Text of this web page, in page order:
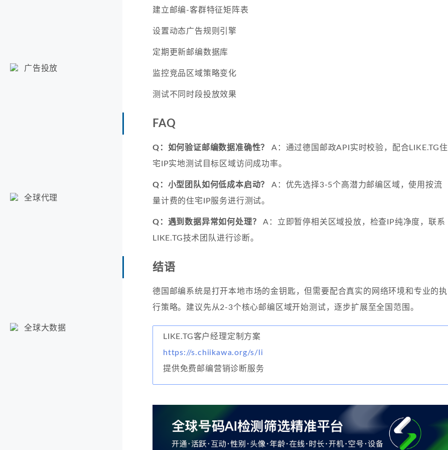
广告投放
全球代理
全球大数据
建立邮编-客群特征矩阵表
设置动态广告规则引擎
定期更新邮编数据库
监控竞品区域策略变化
测试不同时段投放效果
FAQ
Q：如何验证邮编数据准确性？
A：通过德国邮政API实时校验，配合LIKE.TG住
宅IP实地测试目标区域访问成功率。
Q：小型团队如何低成本启动？
A：优先选择3-5个高潜力邮编区域，使用按流
量计费的住宅IP服务进行测试。
Q：遇到数据异常如何处理？
A：立即暂停相关区域投放，检查IP纯净度，联系
LIKE.TG技术团队进行诊断。
结语
德国邮编系统是打开本地市场的金钥匙，但需要配合真实的网络环境和专业的执
行策略。建议先从2-3个核心邮编区域开始测试，逐步扩展至全国范围。
LIKE.TG客户经理定制方案
https://s.chiikawa.org/s/li
提供免费邮编营销诊断服务